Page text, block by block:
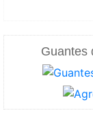
Guantes